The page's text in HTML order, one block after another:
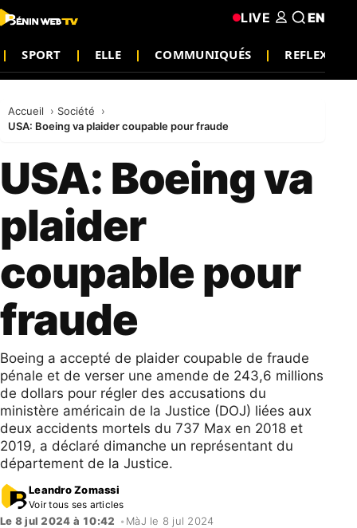
SPORT ELLE COMMUNIQUÉS REFLEXION
LIVE EN
Accueil
Société
USA: Boeing va plaider coupable pour fraude
USA: Boeing va
plaider
coupable pour
fraude
Boeing a accepté de plaider coupable de fraude
pénale et de verser une amende de 243,6 millions
de dollars pour régler des accusations du
ministère américain de la Justice (DOJ) liées aux
deux accidents mortels du 737 Max en 2018 et
2019, a déclaré dimanche un représentant du
département de la Justice.
Leandro Zomassi
Voir tous ses articles
Le 8 jul 2024 à 10:42 • MàJ le 8 jul 2024